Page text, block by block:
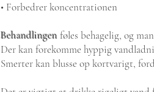
• Forbedrer koncentrationen
Behandlingen føles behagelig, og
Der kan forekomme hyppig
Smerter kan blusse op kortvarigt,